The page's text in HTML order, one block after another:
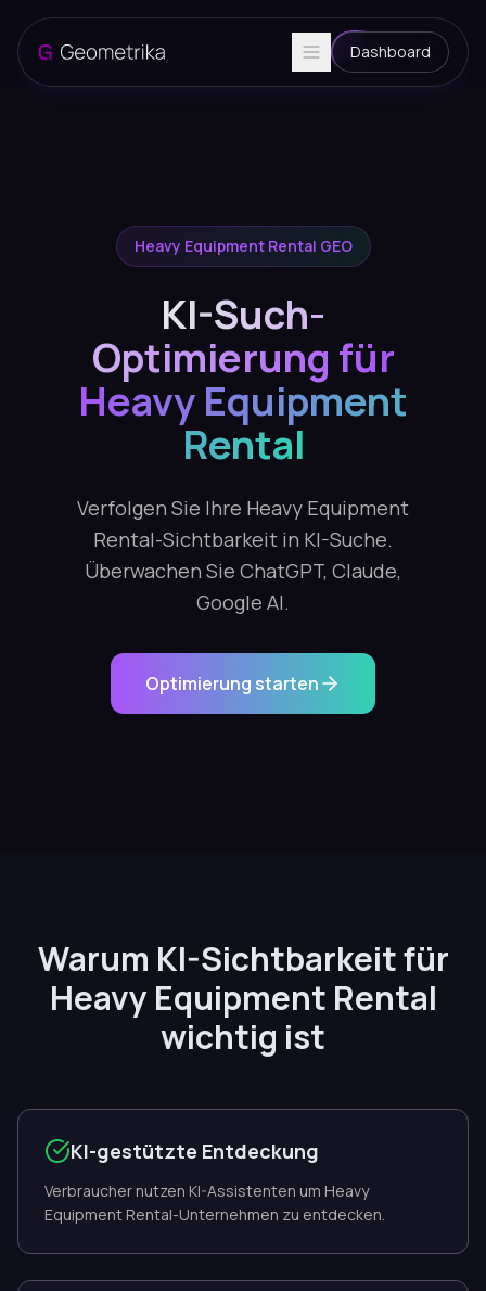
Dashboard
Heavy Equipment Rental GEO
KI-Such-
Optimierung für
Heavy Equipment
Rental
Verfolgen Sie Ihre Heavy Equipment
Rental-Sichtbarkeit in KI-Suche.
Überwachen Sie ChatGPT, Claude,
Google AI.
Optimierung starten
Warum KI-Sichtbarkeit für
Heavy Equipment Rental
wichtig ist
KI-gestützte Entdeckung
Verbraucher nutzen KI-Assistenten um Heavy
Equipment Rental-Unternehmen zu entdecken.